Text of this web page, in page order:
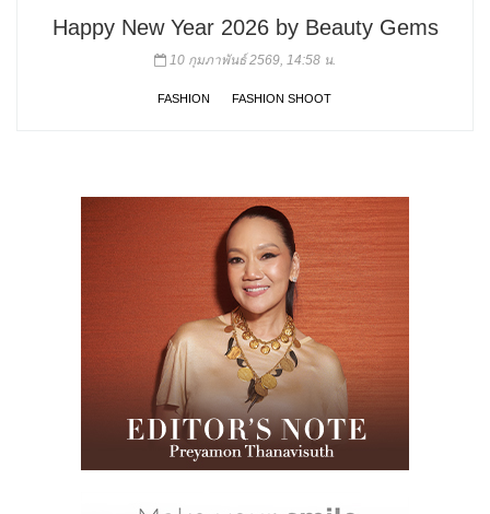
Happy New Year 2026 by Beauty Gems
10 กุมภาพันธ์ 2569, 14:58 น.
FASHION FASHION SHOOT